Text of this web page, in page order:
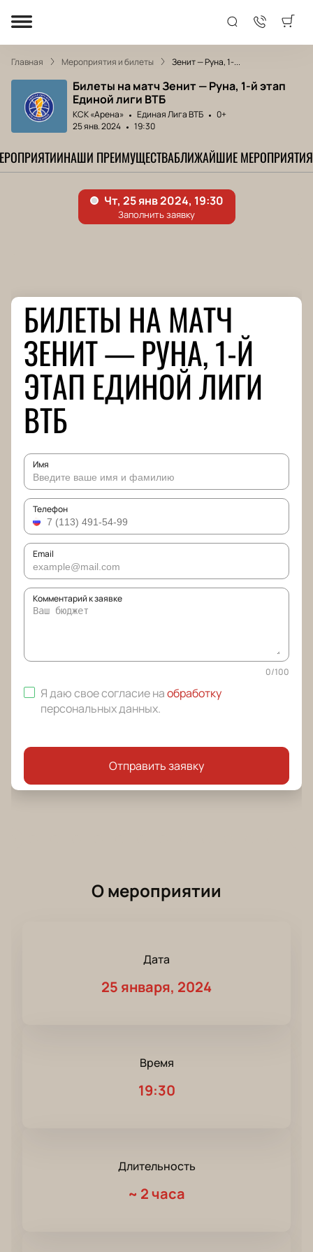
Главная Мероприятия и билеты Зенит — Руна, 1-...
Билеты на матч Зенит — Руна, 1-й этап
Единой лиги ВТБ
КСК «Арена» Единая Лига ВТБ
0+
25 янв. 2024
19:30
НАШИ ПРЕИМУЩЕСТВАБЛИЖАЙШИЕ МЕРОПРИЯТИЯ
БИЛЕТЫ НА МАТЧ
ЗЕНИТ — РУНА, 1-Й
ЭТАП ЕДИНОЙ ЛИГИ
ВТБ
Имя
Телефон
Email
Комментарий к заявке
0/100
Я даю свое согласие наобработку
персональных данных.
Отправить заявку
О мероприятии
Дата
25 января, 2024
Время
19:30
Длительность
~ 2 часа